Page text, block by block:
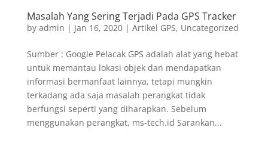
Masalah Yang Sering Terjadi Pada GPS Tracker
by admin | Jan 16, 2020| Artikel GPS, Uncategorized
Sumber : Google Pelacak GPS adalah alat yang hebat
untuk memantau lokasi objek dan mendapatkan
informasi bermanfaat lainnya, tetapi mungkin
terkadang ada saja masalah perangkat tidak
berfungsi seperti yang diharapkan. Sebelum
menggunakan perangkat, ms-tech.id Sarankan...